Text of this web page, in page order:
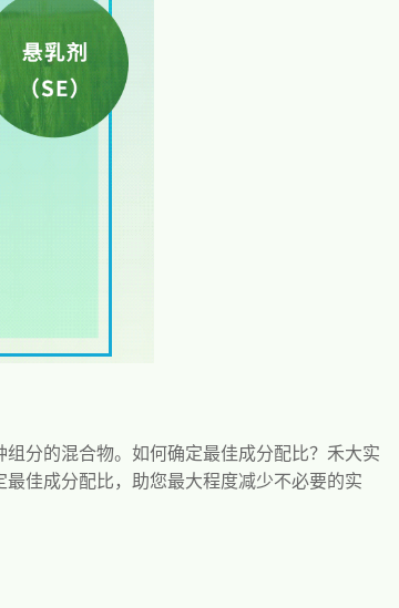
分的混合物。如何确定最佳成分配比？禾大实
佳成分配比，助您最大程度减少不必要的实